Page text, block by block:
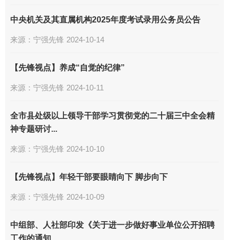
中央机关及其直属机构2025年度考试录用公务员公告
来源： 宁强先锋 2024-10-14
【先锋视点】养成“自觉的纪律”
来源： 宁强先锋 2024-10-11
全市县处级以上领导干部学习贯彻党的二十届三中全会精
神专题研讨...
来源： 宁强先锋 2024-10-10
【先锋视点】年轻干部要眼睛向下 脚步向下
来源： 宁强先锋 2024-10-09
中组部、人社部印发《关于进一步做好事业单位公开招聘